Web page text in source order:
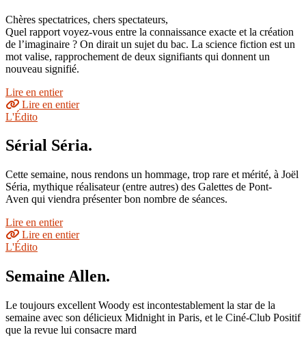
Chères spectatrices, chers spectateurs,
Quel rapport voyez-vous entre la connaissance exacte et la création
de l’imaginaire ? On dirait un sujet du bac. La science fiction est un
mot valise, rapprochement de deux signifiants qui donnent un
nouveau signifié.
Lire en entier
Lire en entier
L'Édito
Sérial Séria.
Cette semaine, nous rendons un hommage, trop rare et mérité, à Joël
Séria, mythique réalisateur (entre autres) des Galettes de Pont-
Aven qui viendra présenter bon nombre de séances.
Lire en entier
Lire en entier
L'Édito
Semaine Allen.
Le toujours excellent Woody est incontestablement la star de la
semaine avec son délicieux Midnight in Paris, et le Ciné-Club Positif
que la revue lui consacre mard